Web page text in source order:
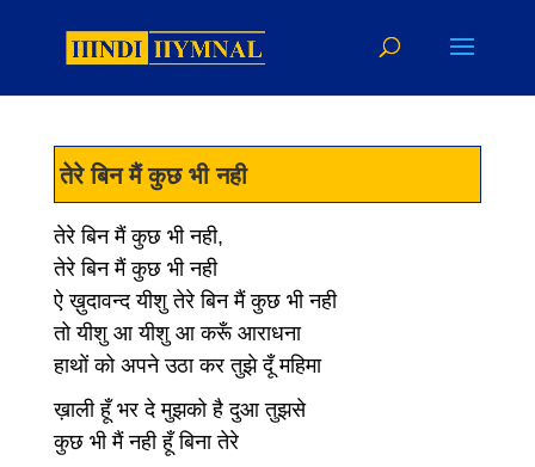
तेरे बिन मैं कुछ भी नही
तेरे बिन मैं कुछ भी नही,
तेरे बिन मैं कुछ भी नही
ऐ ख़ुदावन्द यीशु तेरे बिन मैं कुछ भी नही
तो यीशु आ यीशु आ करूँ आराधना
हाथों को अपने उठा कर तुझे दूँ महिमा
ख़ाली हूँ भर दे मुझको है दुआ तुझसे
कुछ भी मैं नही हूँ बिना तेरे